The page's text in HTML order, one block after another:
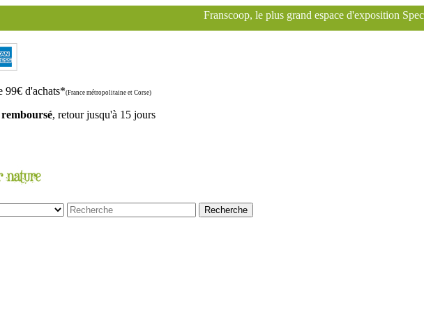
Franscoop, le plus grand espace d'exposition Specialized à
99€ d'achats*(France métropolitaine et Corse)
, retour jusqu'à 15 jours
Recherche